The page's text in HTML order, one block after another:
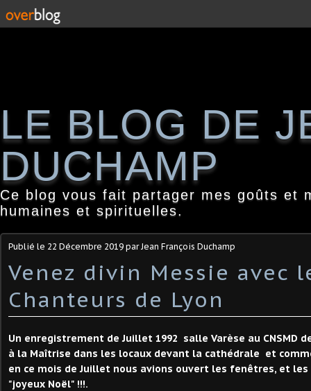
LE BLOG DE
DUCHAMP
Ce blog vous fait partager mes goûts et
humaines et spirituelles.
Publié le 22 Décembre 2019 par Jean François Duchamp
Venez divin Messie avec
Chanteurs de Lyon
Un enregistrement de Juillet 1992 salle Varèse au CNSMD
à la Maîtrise dans les locaux devant la cathédrale et
en ce mois de Juillet nous avions ouvert les fenêtres, et
"joyeux Noël" !!!.